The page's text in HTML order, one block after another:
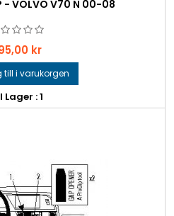
- VOLVO V70 N 00-08
kr
till i varukorgen
I Lager : 1